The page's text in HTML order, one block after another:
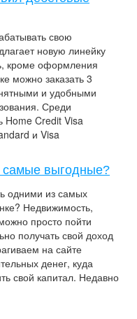
свою
новую линейку
кроме оформления
можно заказать 3
и удобными
Среди
Home Credit Visa
и Visa
самые выгодные?
одними из самых
Недвижимость,
просто пойти
получать свой доход
на сайте
денег, куда
свой капитал. Недавно